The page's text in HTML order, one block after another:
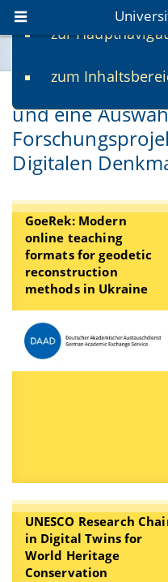
zur
zum
www.uni-
fis.uni-
Laufende
und eine
Digitalen
GoeRek: Modern
online teaching
formats for geodetic
reconstruction
methods in Ukraine
UNESCO Research
in Digital Twins for
World Heritage
Conservation